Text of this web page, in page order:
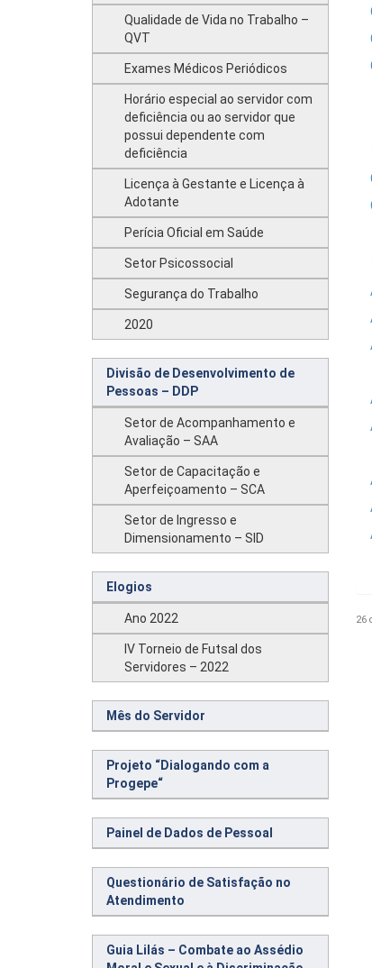
Qualidade de Vida no Trabalho –
QVT
Exames Médicos Periódicos
Horário especial ao servidor com
deficiência ou ao servidor que
possui dependente com
deficiência
Licença à Gestante e Licença à
Adotante
Perícia Oficial em Saúde
Setor Psicossocial
Segurança do Trabalho
2020
Divisão de Desenvolvimento de
Pessoas – DDP
Setor de Acompanhamento e
Avaliação – SAA
Setor de Capacitação e
Aperfeiçoamento – SCA
Setor de Ingresso e
Dimensionamento – SID
Elogios
Ano 2022
IV Torneio de Futsal dos
Servidores – 2022
Mês do Servidor
Projeto “Dialogando com a
Progepe“
Painel de Dados de Pessoal
Questionário de Satisfação no
Atendimento
Guia Lilás – Combate ao Assédio
26